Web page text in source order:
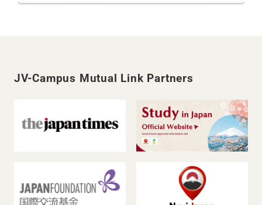
JV-Campus Mutual Link Partners